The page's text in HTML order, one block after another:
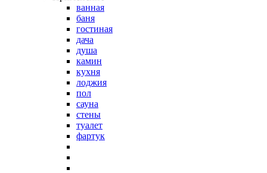
ванная
баня
гостиная
дача
душа
камин
кухня
лоджия
пол
сауна
стены
туалет
фартук